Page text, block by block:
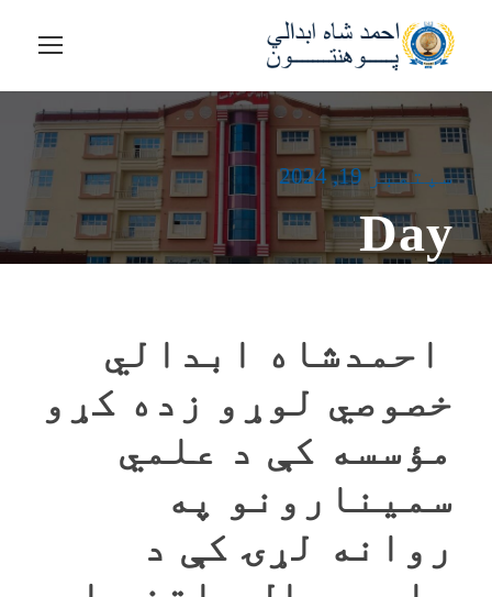
سپتمبر 19, 2024
Day
‏‎ احمدشاه ابدالي
خصوصي لوړو زده کړو
مؤسسه کې د علمي
سمینارونو په
روانه لړۍ کې د